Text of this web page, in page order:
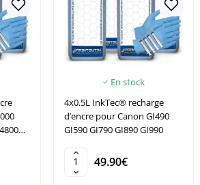
En stock
4x0.5L InkTec® recharge
d’encre pour Canon GI490
GI590 GI790 GI890 GI990
49.90€